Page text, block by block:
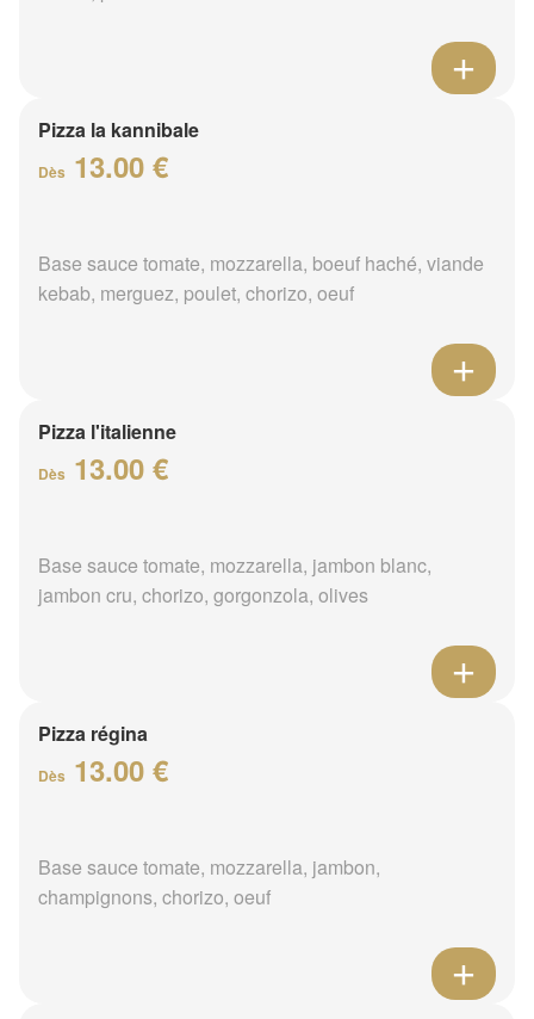
Pizza la kannibale
Dès 13.00 €
Base sauce tomate, mozzarella, boeuf haché, viande
kebab, merguez, poulet, chorizo, oeuf
Pizza l'italienne
Dès 13.00 €
Base sauce tomate, mozzarella, jambon blanc,
jambon cru, chorizo, gorgonzola, olives
Pizza régina
Dès 13.00 €
Base sauce tomate, mozzarella, jambon,
champignons, chorizo, oeuf